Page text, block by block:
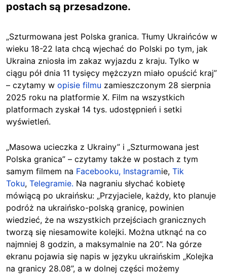
postach są przesadzone.
„Szturmowana jest Polska granica. Tłumy Ukraińców w
wieku 18-22 lata chcą wjechać do Polski po tym, jak
Ukraina zniosła im zakaz wyjazdu z kraju. Tylko w
ciągu pół dnia 11 tysięcy mężczyzn miało opuścić kraj”
– czytamy w opisie filmu zamieszczonym 28 sierpnia
2025 roku na platformie X. Film na wszystkich
platformach zyskał 14 tys. udostępnień i setki
wyświetleń.
„Masowa ucieczka z Ukrainy” i „Szturmowana jest
Polska granica” – czytamy także w postach z tym
samym filmem na Facebooku, Instagramie, Tik
Toku, Telegramie. Na nagraniu słychać kobietę
mówiącą po ukraińsku: „Przyjaciele, każdy, kto planuje
podróż na ukraińsko-polską granicę, powinien
wiedzieć, że na wszystkich przejściach granicznych
tworzą się niesamowite kolejki. Można utknąć na co
najmniej 8 godzin, a maksymalnie na 20”. Na górze
ekranu pojawia się napis w języku ukraińskim „Kolejka
na granicy 28.08”, a w dolnej części możemy